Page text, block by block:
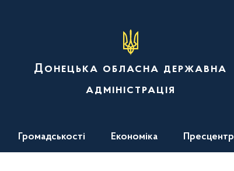
Донецька обласна державна
адміністрація
Громадськості Економіка Пресцентр